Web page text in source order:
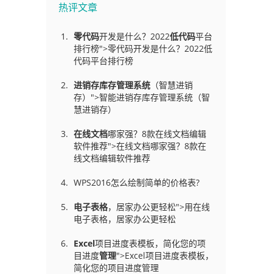
热评文章
零代码开发是什么？2022低代码平台
排行榜">零代码开发是什么？2022低
代码平台排行榜
进销存库存管理系统 （智慧进销
存）">智能进销存库存管理系统（智
慧进销存）
在线文档哪家强？8款在线文档编辑
软件推荐">在线文档哪家强？8款在
线文档编辑软件推荐
WPS2016怎么绘制简单的价格表?
电子表格，居家办公更轻松">用在线
电子表格，居家办公更轻松
Excel项目进度表模板，简化您的项
目进度管理">Excel项目进度表模板，
简化您的项目进度管理